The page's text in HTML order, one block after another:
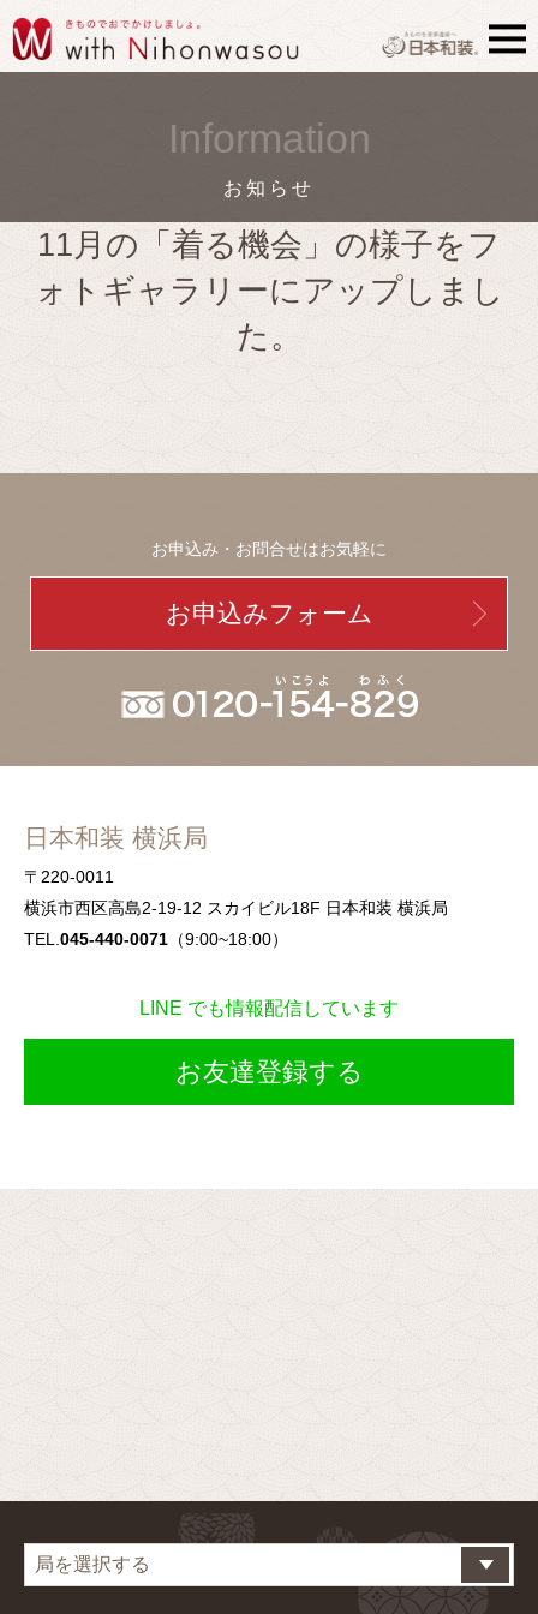
Information
お知らせ
11月の「着る機会」の様子をフ
ォトギャラリーにアップしまし
た。
お申込み・お問合せはお気軽に
お申込みフォーム
日本和装 横浜局
〒220-0011
横浜市西区高島2-19-12 スカイビル18F 日本和装 横浜局
TEL. 045-440-0071 （9:00~18:00）
LINE でも情報配信しています
お友達登録する